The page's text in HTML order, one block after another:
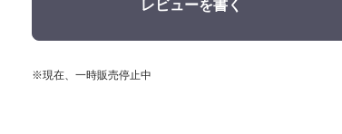
レビューを書く
※現在、一時販売停止中